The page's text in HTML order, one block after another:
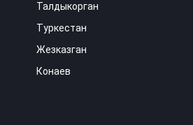
Талдыкорган
Туркестан
Жезказган
Конаев